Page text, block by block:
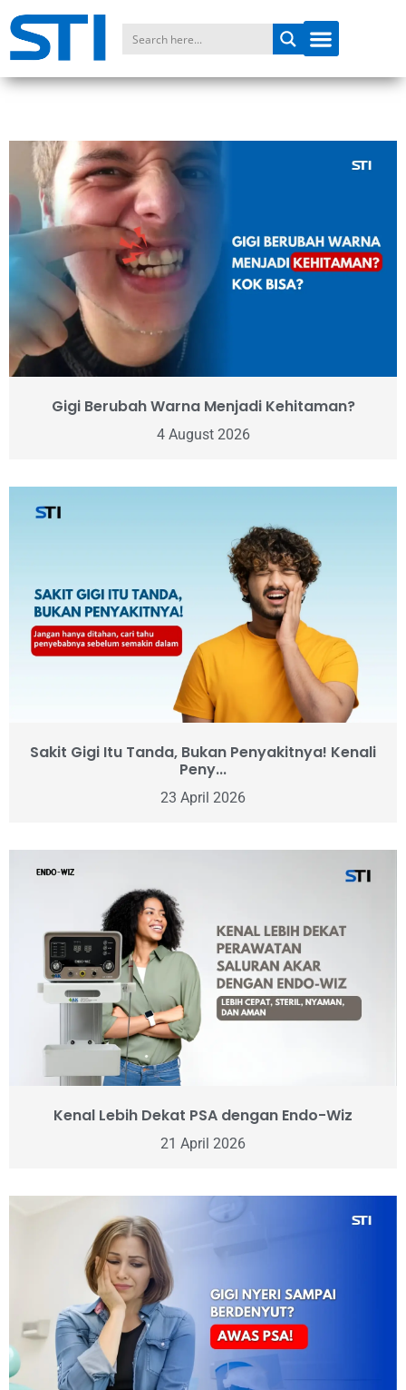
Gigi Berubah Warna Menjadi Kehitaman?
4 August 2026
Sakit Gigi Itu Tanda, Bukan Penyakitnya! Kenali
Peny...
23 April 2026
Kenal Lebih Dekat PSA dengan Endo-Wiz
21 April 2026